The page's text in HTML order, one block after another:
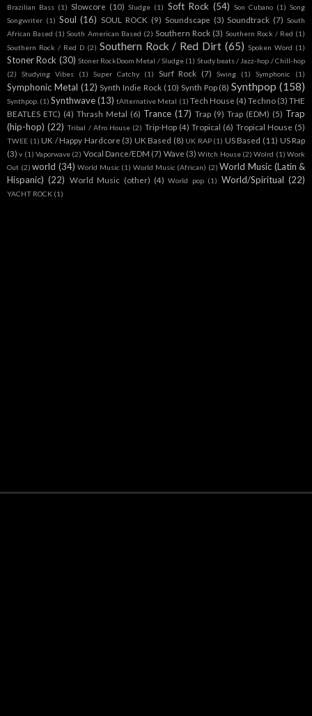
Brazilian Bass (1) Slowcore (10) Sludge (1) Soft Rock (54) Son Cubano (1) Song
Songwriter (1) Soul (16) SOUL ROCK (9) Soundscape (3) Soundtrack (7) South
African Based (1) South American Based (2) Southern Rock (3) Southern Rock / Red (1)
Southern Rock / Red D (2) Southern Rock / Red Dirt (65) Spoken Word (1)
Stoner Rock (30) Stoner RockDoom Metal / Sludge (1) Study beats / Jazz-hop / Chill-hop
(2)
Studying Vibes (1) Super Catchy (1) Surf Rock (7) Swing (1) Symphonic (1)
Symphonic Metal (12) Synth Indie Rock (10) Synth Pop (8) Synthpop (158)
Synthpop. (1) Synthwave (13) tAlternative Metal (1) Tech House (4) Techno (3) THE
BEATLES ETC) (4) Thrash Metal (6) Trance (17) Trap (9) Trap (EDM) (5) Trap
(hip-hop) (22) Tribal / Afro House (2) Trip-Hop (4) Tropical (6) Tropical House (5)
TWEE (1) UK / Happy Hardcore (3) UK Based (8) UK RAP (1) US Based (11) US Rap
(3) v (1) Vaporwave (2) Vocal Dance/EDM (7) Wave (3) Witch House (2) Wolrd (1) Work
Out (2) world (34) World Music (1) World Music (African) (2) World Music (Latin &
Hispanic) (22) World Music (other) (4) World pop (1) World/Spiritual (22)
YACHT ROCK (1)